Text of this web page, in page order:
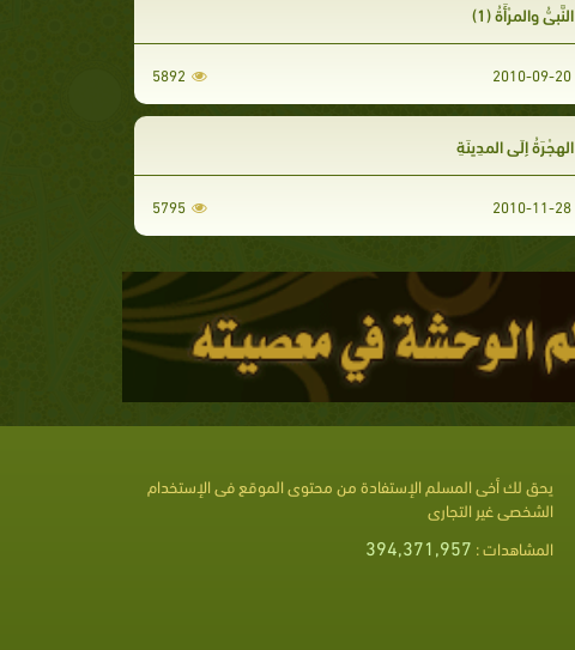
النَّبِيُّ والمرْأَةُ (1)
2010-09-20
5892
الهِجْرَةُ إِلَى المدِينَةِ
2010-11-28
5795
يحق لك أخى المسلم الإستفادة من محتوى الموقع فى الإستخدام
الشخصى غير التجارى
المشاهدات : 394,371,957